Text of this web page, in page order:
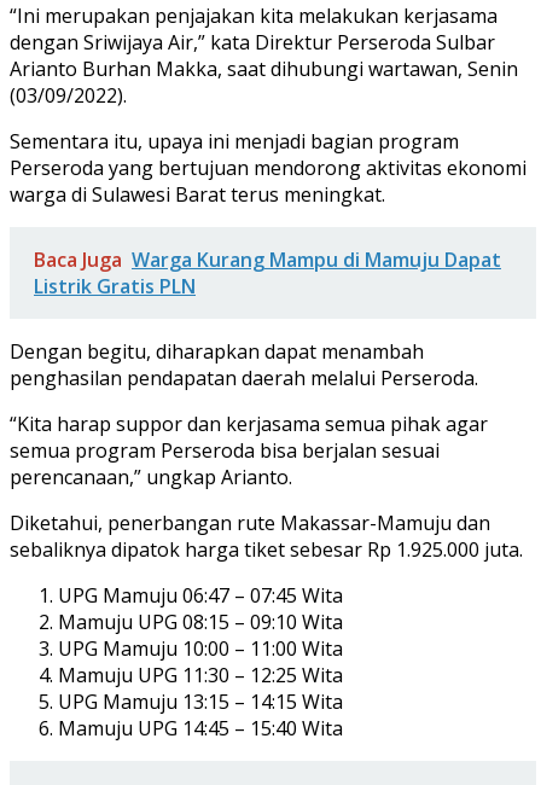
“Ini merupakan penjajakan kita melakukan kerjasama
dengan Sriwijaya Air,” kata Direktur Perseroda Sulbar
Arianto Burhan Makka, saat dihubungi wartawan, Senin
(03/09/2022).
Sementara itu, upaya ini menjadi bagian program
Perseroda yang bertujuan mendorong aktivitas ekonomi
warga di Sulawesi Barat terus meningkat.
Baca Juga Warga Kurang Mampu di Mamuju Dapat
Listrik Gratis PLN
Dengan begitu, diharapkan dapat menambah
penghasilan pendapatan daerah melalui Perseroda.
“Kita harap suppor dan kerjasama semua pihak agar
semua program Perseroda bisa berjalan sesuai
perencanaan,” ungkap Arianto.
Diketahui, penerbangan rute Makassar-Mamuju dan
sebaliknya dipatok harga tiket sebesar Rp 1.925.000 juta.
UPG Mamuju 06:47 – 07:45 Wita
Mamuju UPG 08:15 – 09:10 Wita
UPG Mamuju 10:00 – 11:00 Wita
Mamuju UPG 11:30 – 12:25 Wita
UPG Mamuju 13:15 – 14:15 Wita
Mamuju UPG 14:45 – 15:40 Wita